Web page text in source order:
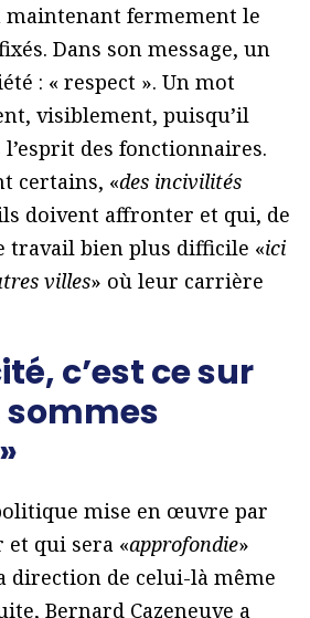
maintenant fermement le
Dans son message, un
: « respect ». Un mot
visiblement, puisqu’il
des fonctionnaires.
certains, «des incivilités
doivent affronter et qui, de
travail bien plus difficile «ici
villes» où leur carrière
c’est ce sur
mise en œuvre par
et qui sera «approfondie»
direction de celui-là même
Bernard Cazeneuve a